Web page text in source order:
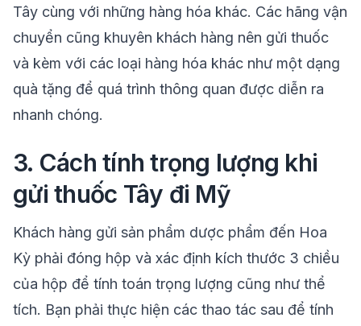
Tây cùng với những hàng hóa khác. Các hãng vận
chuyển cũng khuyên khách hàng nên gửi thuốc
và kèm với các loại hàng hóa khác như một dạng
quà tặng để quá trình thông quan được diễn ra
nhanh chóng.
3. Cách tính trọng lượng khi
gửi thuốc Tây đi Mỹ
Khách hàng gửi sản phẩm dược phẩm đến Hoa
Kỳ phải đóng hộp và xác định kích thước 3 chiều
của hộp để tính toán trọng lượng cũng như thể
tích. Bạn phải thực hiện các thao tác sau để tính